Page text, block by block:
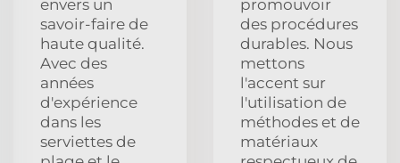
envers un
savoir-faire de
haute qualité.
Avec des
années
d'expérience
dans les
serviettes de
promouvoir
des procédures
durables. Nous
mettons
l'accent sur
l'utilisation de
méthodes et de
matériaux